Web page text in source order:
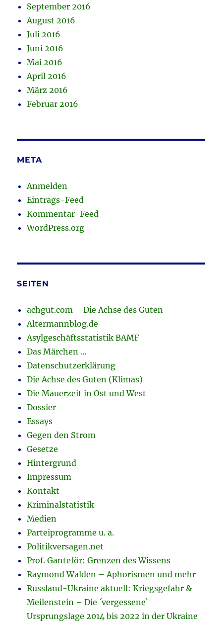
September 2016
August 2016
Juli 2016
Juni 2016
Mai 2016
April 2016
März 2016
Februar 2016
META
Anmelden
Eintrags-Feed
Kommentar-Feed
WordPress.org
SEITEN
achgut.com – Die Achse des Guten
Altermannblog.de
Asylgeschäftsstatistik BAMF
Das Märchen …
Datenschutzerklärung
Die Achse des Guten (Klimas)
Die Mauerzeit in Ost und West
Dossier
Essays
Gegen den Strom
Gesetze
Hintergrund
Impressum
Kontakt
Kriminalstatistik
Medien
Parteiprogramme u. a.
Politikversagen.net
Prof. Ganteför: Grenzen des Wissens
Raymond Walden – Aphorismen und mehr
Russland-Ukraine aktuell: Kriegsgefahr &
Meilenstein – Die ´vergessene`
Ursprungslage 2014 bis 2022 in der Ukraine